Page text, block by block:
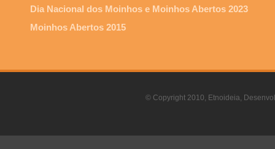
Dia Nacional dos Moinhos e Moinhos Abertos 2023
Moinhos Abertos 2015
© Copyright 2010, Etnoideia,